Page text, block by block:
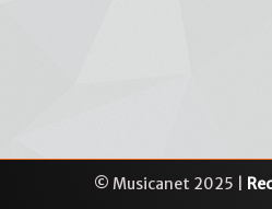
© Musicanet 2025 |